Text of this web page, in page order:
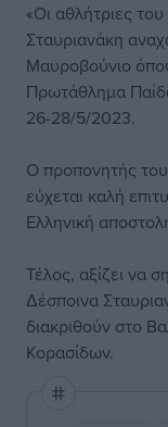
«Οι αθλήτριες
Σταυριανάκη
Μαυροβούνιο
Πρωτάθλημα
26-28/5/2023.
Ο προπονητής
εύχεται καλή
Ελληνική
Τέλος, αξίζει να
Δέσποινα
διακριθούν στο
Κορασίδων.